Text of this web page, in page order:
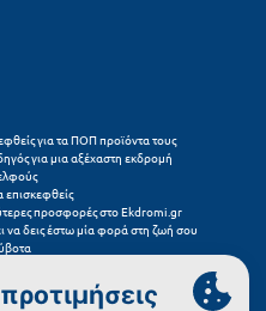
για τα ΠΟΠ προϊόντα τους
για μια αξέχαστη εκδρομή
προσφορές στο Ekdromi.gr
να δεις έστω μία φορά στη ζωή σου
διακοπές
μια θέση στο feed σου